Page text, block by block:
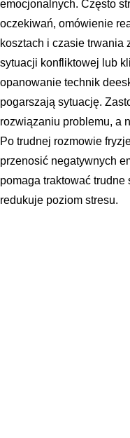
emocjonalnych. Często
oczekiwań, omówienie
kosztach i czasie trwania
sytuacji konfliktowej lub
opanowanie technik
pogarszają sytuację.
rozwiązaniu problemu, a
Po trudnej rozmowie
przenosić negatywnych
pomaga traktować
redukuje poziom stresu.